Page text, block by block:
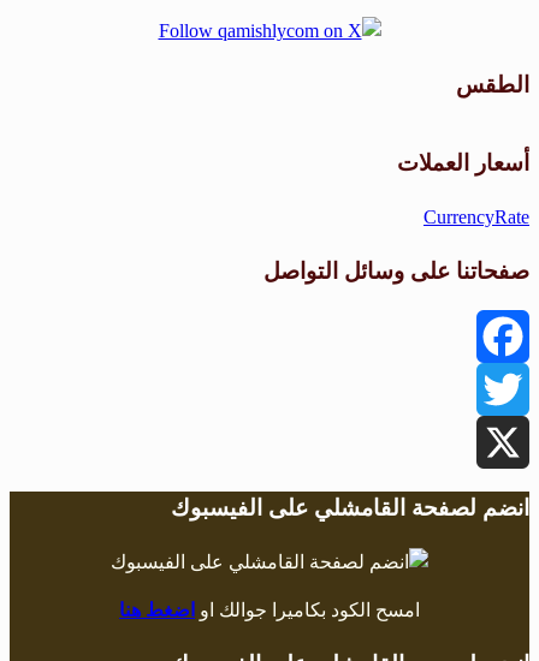
الطقس
أسعار العملات
CurrencyRate
صفحاتنا على وسائل التواصل
Facebook
Twitter
X
انضم لصفحة القامشلي على الفيسبوك
امسح الكود بكاميرا جوالك او اضغط هنا